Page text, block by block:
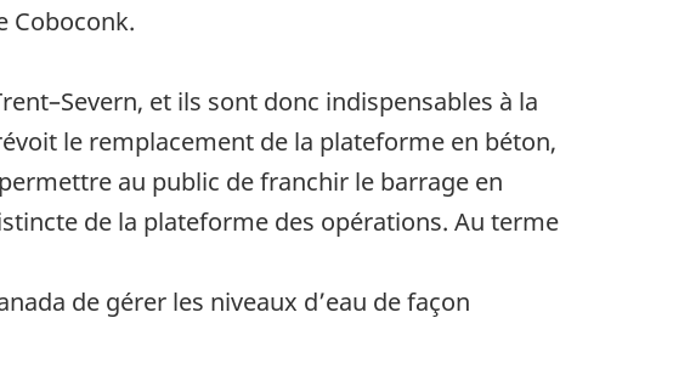
Coboconk.
et ils sont donc indispensables à la
le remplacement de la plateforme en béton,
au public de franchir le barrage en
de la plateforme des opérations. Au terme
de gérer les niveaux d’eau de façon